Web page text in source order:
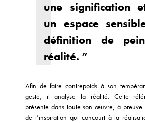
une signification
un espace
définition de
réalité. ”
Afin de faire contrepoids à son
geste, il analyse la réalité. Cette
présente dans toute son œuvre, à preuve
de l’inspiration qui concourt à la